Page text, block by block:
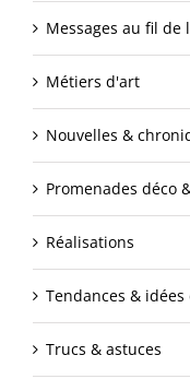
Messages au fil de
Métiers d'art
Nouvelles &
Promenades déco
Réalisations
Tendances & idées
Trucs & astuces